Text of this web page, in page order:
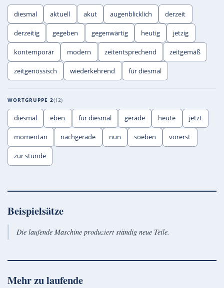
diesmal aktuell akut augenblicklich derzeit
derzeitig gegeben gegenwärtig heutig jetzig
kontemporär modern zeitentsprechend zeitgemäß
zeitgenössisch wiederkehrend für diesmal
WORTGRUPPE 2 12
diesmal eben für diesmal gerade heute jetzt
momentan nachgerade nun soeben vorerst
zur stunde
Beispielsätze
Die laufende Maschine produziert ständig neue Teile.
Mehr zulaufende